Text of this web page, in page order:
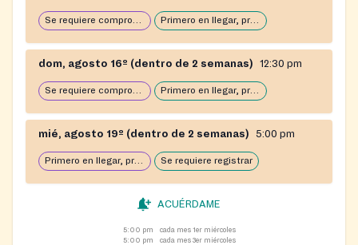
Se requiere comprobante de domicilio Primero en llegar, primero en servir: abierto hasta que se acabe la comida
dom, agosto 16º (dentro de 2 semanas) 12:30 pm
Se requiere comprobante de domicilio Primero en llegar, primero en servir: abierto hasta que se acabe la comida
mié, agosto 19º (dentro de 2 semanas) 5:00 pm
Primero en llegar, primero en servir: abierto hasta que se acabe la comida Se requiere registrar
ACUÉRDAME
5:00 pm
cada mes 1er miércoles
5:00 pm
cada mes 3er miércoles